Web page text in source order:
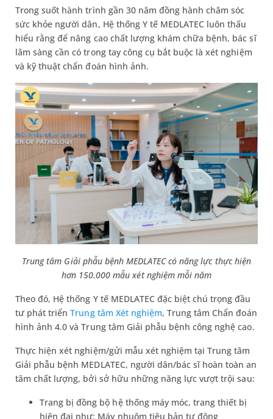
Trong suốt hành trình gần 30 năm đồng hành chăm sóc
sức khỏe người dân, Hệ thống Y tế MEDLATEC luôn thấu
hiểu rằng để nâng cao chất lượng khám chữa bệnh, bác sĩ
lâm sàng cần có trong tay công cụ bắt buộc là xét nghiệm
và kỹ thuật chẩn đoán hình ảnh.
Trung tâm Giải phẫu bệnh MEDLATEC có năng lực thực hiện
hơn 150.000 mẫu xét nghiệm mỗi năm
Theo đó, Hệ thống Y tế MEDLATEC đặc biệt chú trọng đầu
tư phát triểnTrung tâm Xét nghiệm, Trung tâm Chẩn đoán
hình ảnh 4.0 và Trung tâm Giải phẫu bệnh công nghệ cao.
Thực hiện xét nghiệm/gửi mẫu xét nghiệm tại Trung tâm
Giải phẫu bệnh MEDLATEC, người dân/bác sĩ hoàn toàn an
tâm chất lượng, bởi sở hữu những năng lực vượt trội sau:
Trang bị đồng bộ hệ thống máy móc, trang thiết bị
hiện đại như: Máy nhuộm tiêu bản tự động